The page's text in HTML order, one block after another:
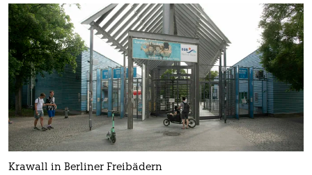
Krawall in Berliner Freibädern